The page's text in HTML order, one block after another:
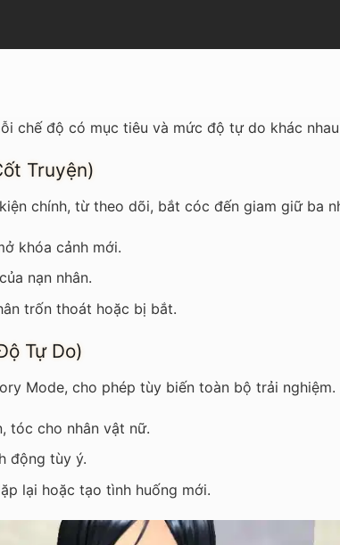
chế độ có mục tiêu và mức độ tự do khác
Truyện)
chính, từ theo dõi, bắt cóc đến giam giữ ba
khóa cảnh mới.
nạn nhân.
trốn thoát hoặc bị bắt.
Tự Do)
Mode, cho phép tùy biến toàn bộ trải nghiệm.
tóc cho nhân vật nữ.
động tùy ý.
lại hoặc tạo tình huống mới.